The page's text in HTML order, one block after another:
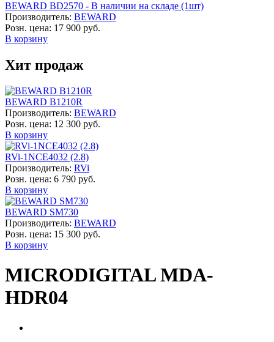
BEWARD BD2570 - В наличии на складе (1шт)
Производитель: BEWARD
Розн. цена: 17 900 руб.
В корзину
Хит продаж
BEWARD B1210R
Производитель: BEWARD
Розн. цена: 12 300 руб.
В корзину
RVi-1NCE4032 (2.8)
Производитель: RVi
Розн. цена: 6 790 руб.
В корзину
BEWARD SM730
Производитель: BEWARD
Розн. цена: 15 300 руб.
В корзину
MICRODIGITAL MDA-
HDR04